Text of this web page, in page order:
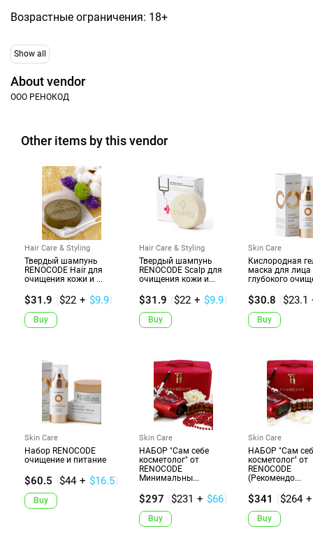
Возрастные ограничения: 18+
Show all
About vendor
ООО РЕНОКОД
Other items by this vendor
Hair Care & Styling
Твердый шампунь
RENOCODE Hair для
очищения кожи и ...
$31.9 ($22 + $9.9)
Buy
Hair Care & Styling
Твердый шампунь
RENOCODE Scalp для
очищения кожи и...
$31.9 ($22 + $9.9)
Buy
Skin Care
Кислородная
маска для лица
глубокого
$30.8 ($23.1
Buy
Skin Care
Набор RENOCODE
очищение и питание
$60.5 ($44 + $16.5)
Buy
Skin Care
НАБОР "Сам себе
косметолог" от
RENOCODE
Минимальны...
$297 ($231 + $66)
Buy
Skin Care
НАБОР "Сам
косметолог" от
RENOCODE
(Рекомендо...
$341 ($264 +
Buy